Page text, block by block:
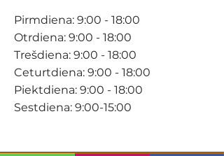
Pirmdiena: 9:00 - 18:00
Otrdiena: 9:00 - 18:00
Trešdiena: 9:00 - 18:00
Ceturtdiena: 9:00 - 18:00
Piektdiena: 9:00 - 18:00
Sestdiena: 9:00-15:00